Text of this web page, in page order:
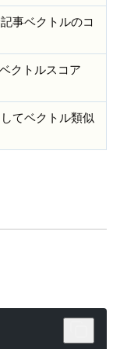
事ベクトルのコ
クトルスコア
てベクトル類似